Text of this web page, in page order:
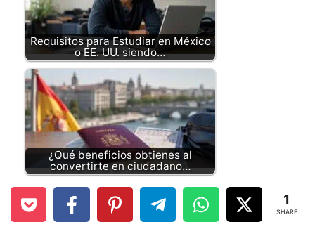
Requisitos para Estudiar en México
o EE. UU. siendo…
¿Qué beneficios obtienes al
convertirte en ciudadano…
1
SHARE